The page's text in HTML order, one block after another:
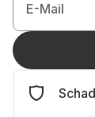
E-Mail